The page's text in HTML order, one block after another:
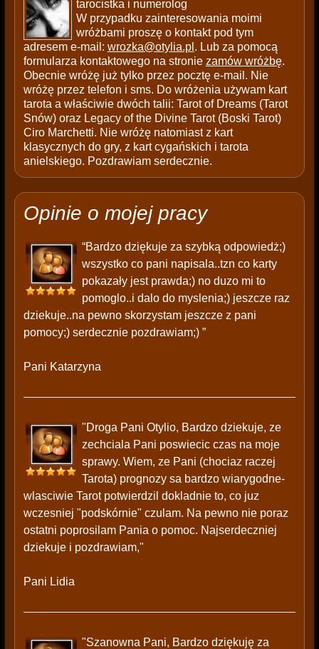
tarocistka i numerolog
W przypadku zainteresowania moimi
wróżbami proszę o kontakt pod tym
adresem e-mail: wrozka@otylia.pl . Lub za pomocą
formularza kontaktowego na stronie zamów wróżbę.
Obecnie wróżę już tylko przez pocztę e-mail. Nie
wróżę przez telefon i sms. Do wróżenia używam kart
tarota a właściwie dwóch talii: Tarot of Dreams (Tarot
Snów) oraz Legacy of the Divine Tarot (Boski Tarot)
Ciro Marchetti. Nie wróżę natomiast z kart
klasycznych do gry, z kart cygańskich i tarota
anielskiego. Pozdrawiam serdecznie.
Opinie o mojej pracy
“Bardzo dziękuje za szybką odpowiedż;)
wszystko co pani napisala..tzn co karty
pokazały jest prawda;) no duzo mi to
pomoglo..i dalo do myslenia;) jeszcze raz
dziekuje..na pewno skorzystam jeszcze z pani
pomocy;) serdecznie pozdrawiam;) ”
Pani Katarzyna
"Droga Pani Otylio, Bardzo dziekuje, ze
zechciala Pani poswiecic czas na moje
sprawy. Wiem, ze Pani (chociaz raczej
Tarota) prognozy sa bardzo wiarygodne-
wlasciwie Tarot potwierdzil dokladnie to, co juz
wczesniej "podskórnie" czulam. Na pewno nie poraz
ostatni poprosilam Pania o pomoc. Najserdeczniej
dziekuje i pozdrawiam,"
Pani Lidia
"Szanowna Pani, Bardzo dziękuję za